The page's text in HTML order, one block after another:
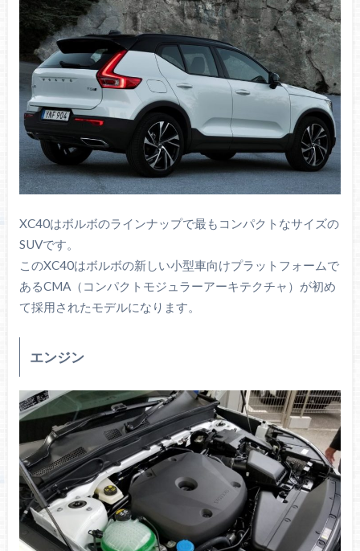
XC40はボルボのラインナップで最もコンパクトなサイズの
SUVです。
このXC40はボルボの新しい小型車向けプラットフォームで
あるCMA（コンパクトモジュラーアーキテクチャ）が初め
て採用されたモデルになります。
エンジン